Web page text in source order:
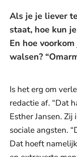
Als je je liever
staat, hoe kun
En hoe
walsen?
Is het erg om
redactie af. “Dat
Esther Jansen.
sociale angsten.
Dat hoeft